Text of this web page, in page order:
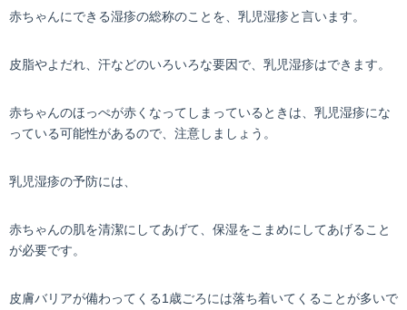
赤ちゃんにできる湿疹の総称のことを、乳児湿疹と言います。
皮脂やよだれ、汗などのいろいろな要因で、乳児湿疹はできます。
赤ちゃんのほっぺが赤くなってしまっているときは、乳児湿疹にな
っている可能性があるので、注意しましょう。
乳児湿疹の予防には、
赤ちゃんの肌を清潔にしてあげて、保湿をこまめにしてあげること
が必要です。
皮膚バリアが備わってくる1歳ごろには落ち着いてくることが多いで